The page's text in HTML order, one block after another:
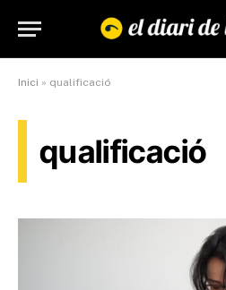
Inici » qualificació
qualificació